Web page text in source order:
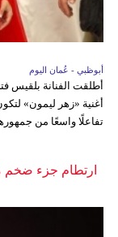
أبوظبي - عُمان اليوم
أطلقت الفنانة بلقيس
أغنية «زهر ليمون»
تفاعلًا واسعًا من
ارتطام جزء